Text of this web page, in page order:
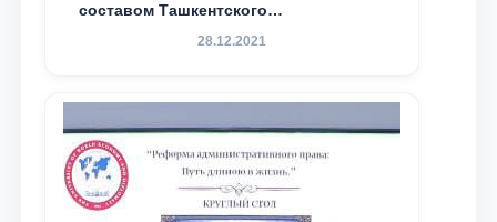
составом Ташкентского
государственного юридического
доведения до международного
сообщества результатов реформ и
исследований в сфере
противодействия коррупции
28.12.2021